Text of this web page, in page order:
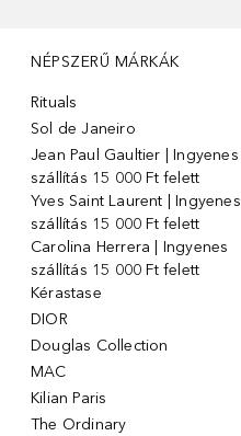
NÉPSZERŰ MÁRKÁK
Rituals
Sol de Janeiro
Jean Paul Gaultier | Ingyenes
szállítás 15 000 Ft felett
Yves Saint Laurent | Ingyenes
szállítás 15 000 Ft felett
Carolina Herrera | Ingyenes
szállítás 15 000 Ft felett
Kérastase
DIOR
Douglas Collection
MAC
Kilian Paris
The Ordinary